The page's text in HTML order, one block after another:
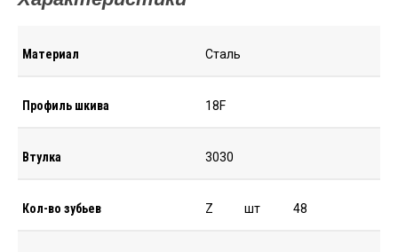
Материал Сталь
Профиль шкива 18F
Втулка 3030
Кол-во зубьев Z шт 48